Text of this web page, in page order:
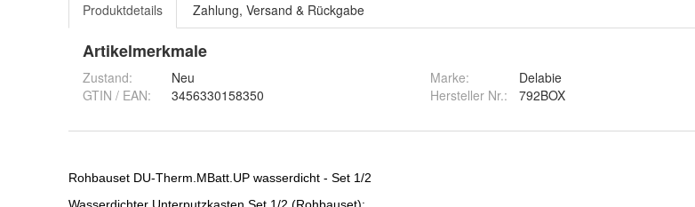
Produktdetails Zahlung, Versand & Rückgabe
Artikelmerkmale
Zustand:
Neu
GTIN / EAN:
3456330158350
Marke:
Delabie
Hersteller Nr.:
792BOX